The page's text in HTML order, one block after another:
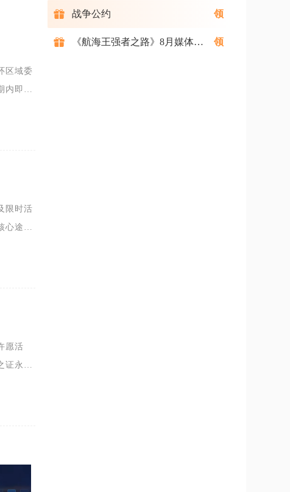
区域委
内即可
新手
限时活
心途
积分
愿活
证永久
绒兽
战争公约
《航海王强者之路》8月媒体礼包